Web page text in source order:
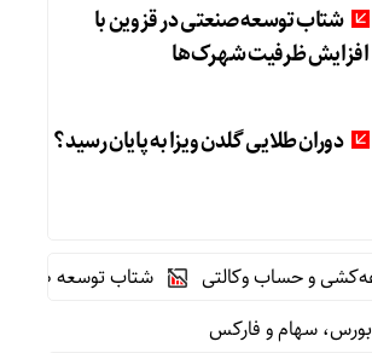
شتاب توسعه صنعتی در قزوین با
افزایش ظرفیت شهرک‌ها
دوران طلایی گلدن ویزا به پایان رسید؟
شتاب توسعه صنعتی در
بورس، سهام و فارکس